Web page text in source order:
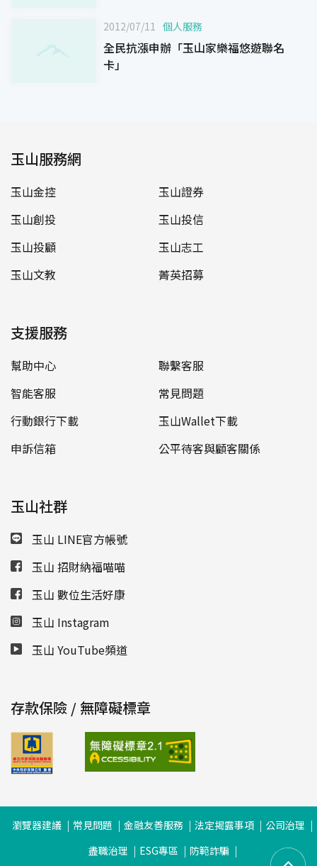
2012/07/11 個人服務
全民抗漲申辦「玉山家樂福悠遊聯名
卡」
玉山服務網
玉山金控
玉山證券
玉山創投
玉山投信
玉山投顧
玉山志工
玉山文教
菁英招募
支援服務
幫助中心
聯繫客服
智能客服
常見問題
行動銀行下載
玉山Wallet下載
申訴信箱
公平待客與顧客關係
玉山社群
玉山 LINE官方帳號
玉山 招財納福喵喵
玉山 數位生活好康
玉山 Instagram
玉山 YouTube頻道
存款保險 / 無障礙標章
瀏覽器建議 常見問題 金融友善服務 法定揭露事項
公司治理
盡職治理
ESG專區 防範詐騙